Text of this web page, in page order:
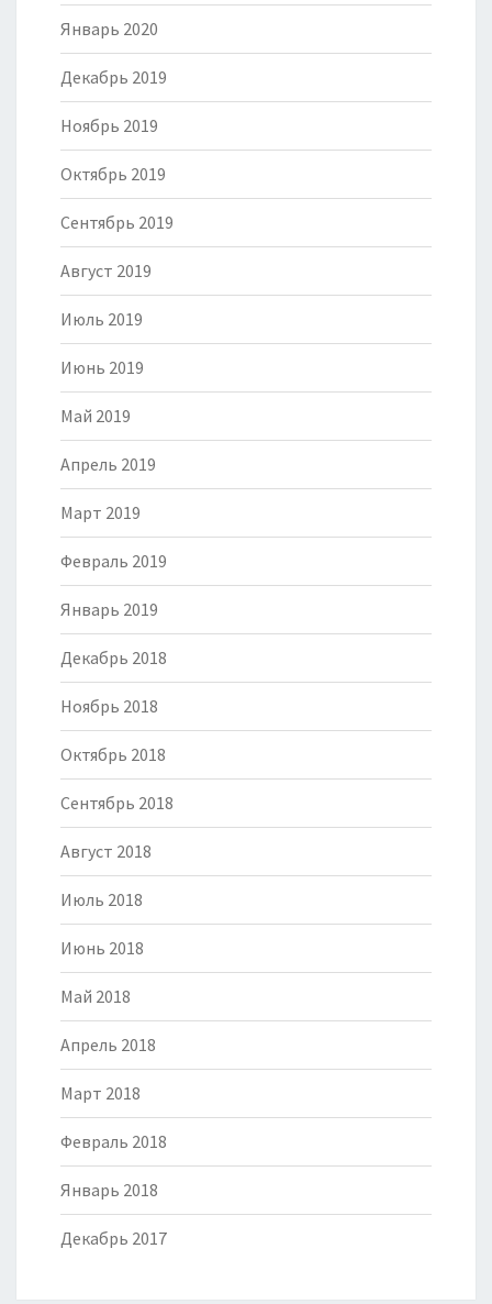
Январь 2020
Декабрь 2019
Ноябрь 2019
Октябрь 2019
Сентябрь 2019
Август 2019
Июль 2019
Июнь 2019
Май 2019
Апрель 2019
Март 2019
Февраль 2019
Январь 2019
Декабрь 2018
Ноябрь 2018
Октябрь 2018
Сентябрь 2018
Август 2018
Июль 2018
Июнь 2018
Май 2018
Апрель 2018
Март 2018
Февраль 2018
Январь 2018
Декабрь 2017